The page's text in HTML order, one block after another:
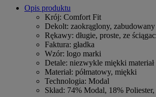
Opis produktu
Krój: Comfort Fit
Dekolt: zaokrąglony, zabudowany
Rękawy: długie, proste, ze
Faktura: gładka
Wzór: logo marki
Detale: niezwykle miękki materiał
Materiał: półmatowy, miękki
Technologia: Modal
Skład: 74% Modal, 18% Poliester,